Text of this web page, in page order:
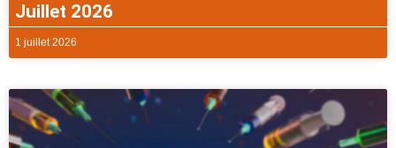
Juillet 2026
1 juillet 2026